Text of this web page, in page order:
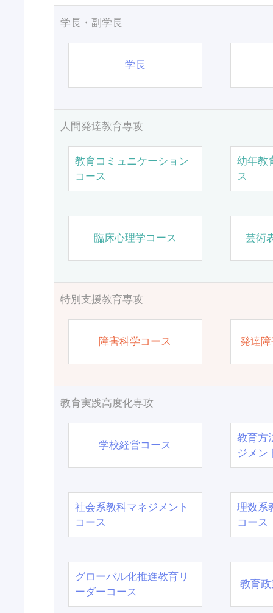
学長・副学長
学長
人間発達教育専攻
教育コミュニケーション
コース
幼年教
ス
臨床心理学コース 芸術
特別支援教育専攻
障害科学コース 発達
教育実践高度化専攻
学校経営コース
教育方
ジメン
社会系教科マネジメント
コース
理数系
コース
グローバル化推進教育リ
ーダーコース
教育